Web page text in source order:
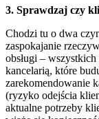
3. Sprawdzaj czy
Chodzi tu o dwa
zaspokajanie
obsługi –
kancelarią, które
zarekomendowanie
(ryzyko odejścia
aktualne potrzeby